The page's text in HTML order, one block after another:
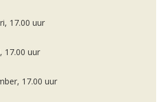
17.00 uur
17.00 uur
17.00 uur